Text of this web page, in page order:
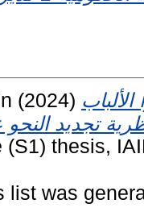
(2024)
(S1) thesis,
list was